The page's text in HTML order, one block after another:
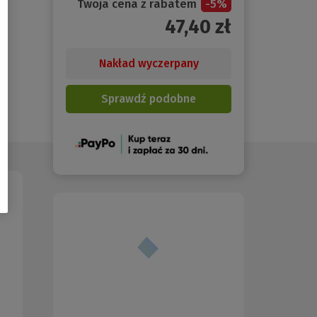
Twoja cena z rabatem -5%
47,40 zł
Nakład wyczerpany
Sprawdź podobne
(Nowe